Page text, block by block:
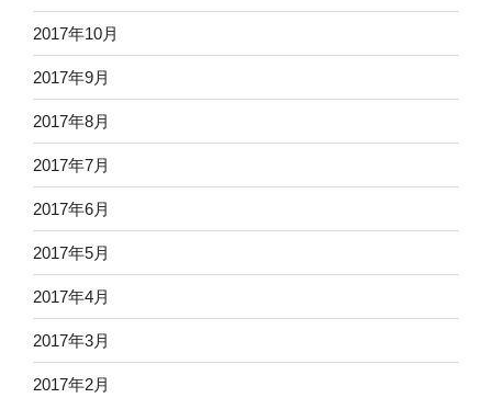
2017年10月
2017年9月
2017年8月
2017年7月
2017年6月
2017年5月
2017年4月
2017年3月
2017年2月